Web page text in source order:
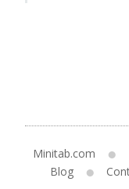
Minitab.com
Blog